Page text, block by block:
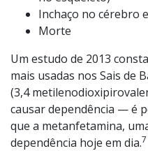
Inchaço no cérebro
Morte
Um estudo de 2013
mais usadas nos Sais de
(3,4
causar dependência — é
que a metanfetamina,
dependência hoje em dia.7